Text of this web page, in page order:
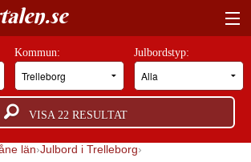
Kommun: Julbordstyp:
VISA22 RESULTAT
län Julbord i Trelleborg